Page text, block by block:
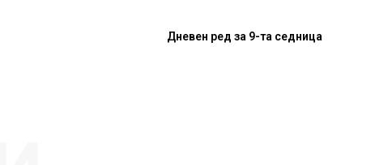
Дневен ред за 9-та седница